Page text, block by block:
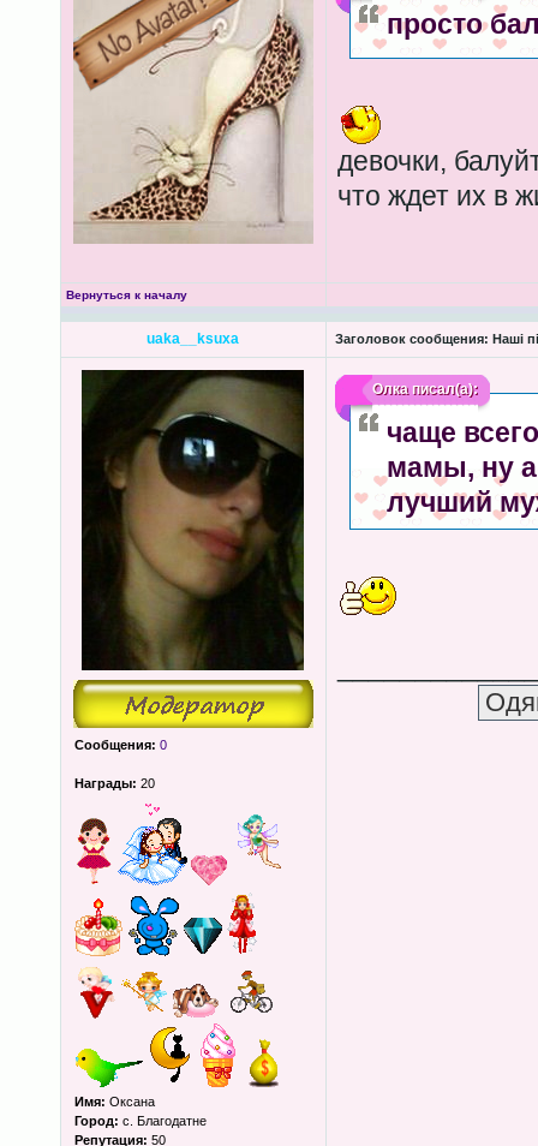
просто
девочки,
что ждет их в
Вернуться к началу
uaka__ksuxa Заголовок сообщения: Наші
Сообщения: 0
Награды: 20
Имя: Оксана
Город: с. Благодатне
Репутация: 50
Олкаписал(а):
чаще
мамы, ну
лучший